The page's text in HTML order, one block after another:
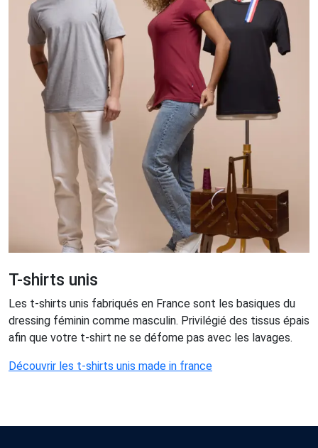
T-shirts unis
Les t-shirts unis fabriqués en France sont les basiques du
dressing féminin comme masculin. Privilégié des tissus épais
afin que votre t-shirt ne se défome pas avec les lavages.
Découvrir les t-shirts unis made in france